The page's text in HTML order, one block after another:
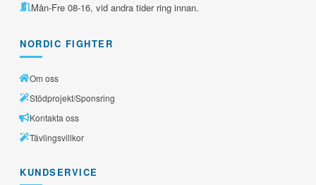
Mån-Fre 08-16, vid andra tider ring innan.
NORDIC FIGHTER
Om oss
Stödprojekt/Sponsring
Kontakta oss
Tävlingsvillkor
KUNDSERVICE